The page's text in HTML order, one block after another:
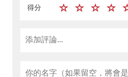
得分